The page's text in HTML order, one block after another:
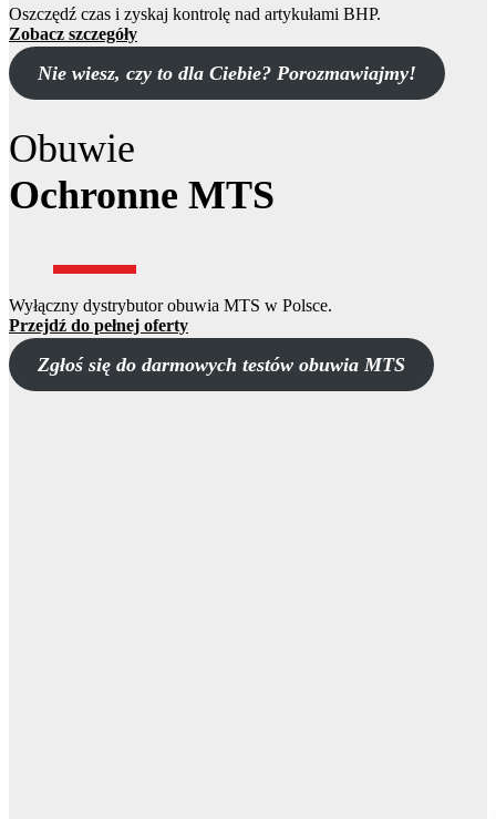
Oszczędź czas i zyskaj kontrolę nad artykułami BHP.
Zobacz szczegóły
Nie wiesz, czy to dla Ciebie? Porozmawiajmy!
Obuwie
Ochronne MTS
Wyłączny dystrybutor obuwia MTS w Polsce.
Przejdź do pełnej oferty
Zgłoś się do darmowych testów obuwia MTS